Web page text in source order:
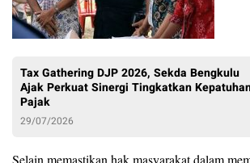
Tax Gathering DJP 2026, Sekda Bengkulu
Ajak Perkuat Sinergi Tingkatkan
Pajak
29/07/2026
Selain memastikan hak masyarakat dalam